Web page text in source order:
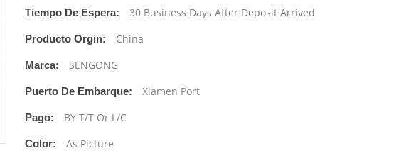
Tiempo De Espera: 30 Business Days After Deposit Arrived
Producto Orgin: China
Marca: SENGONG
Puerto De Embarque: Xiamen Port
Pago: BY T/T Or L/C
Color: As Picture